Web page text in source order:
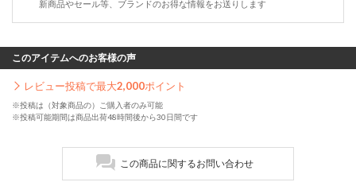
新商品やセール等、ブランドのお得な情報をお送りします
このアイテムへのお客様の声
レビュー投稿で最大2,000ポイント
※投稿は（対象商品の）ご購入者のみ可能
※投稿可能期間は商品出荷48時間後から30日間です
この商品に関するお問い合わせ